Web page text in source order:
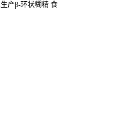
产β-环状糊精 食